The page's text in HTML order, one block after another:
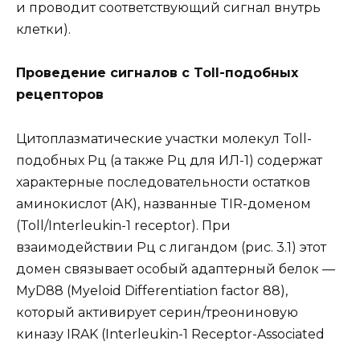
и проводит соответствующий сигнал внутрь
клетки).
Проведение сигналов с Toll-подобных
рецепторов
Цитоплазматические участки молекул Toll-
подобных Рц (а также Рц для ИЛ-1) содержат
характерные последовательности остатков
аминокислот (АК), названные TIR-доменом
(Toll/Interleukin-1 receptor). При
взаимодействии Рц с лигандом (рис. 3.1) этот
домен связывает особый адаптерный белок —
MyD88 (Myeloid Differentiation factor 88),
который активирует серин/треониновую
киназу IRAK (Interleukin-1 Receptor-Associated